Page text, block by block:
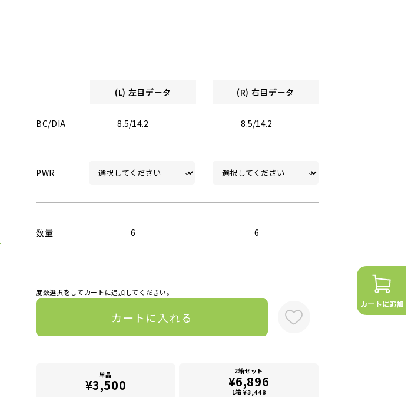
(L) 左目データ (R) 右目データ
BC/DIA 8.5/14.2 8.5/14.2
PWR
数量 6 6
度数選択をしてカートに追加してください。
カートに入れる
単品
¥3,500
2箱セット
¥6,896
1箱 ¥3,448